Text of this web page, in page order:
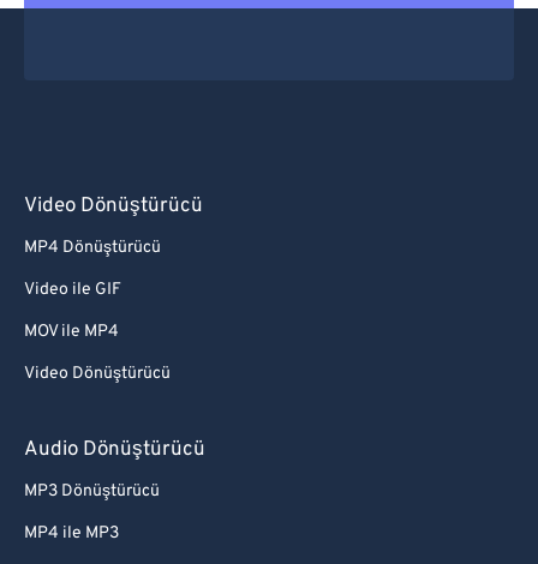
Video Dönüştürücü
MP4 Dönüştürücü
Video ile GIF
MOV ile MP4
Video Dönüştürücü
Audio Dönüştürücü
MP3 Dönüştürücü
MP4 ile MP3